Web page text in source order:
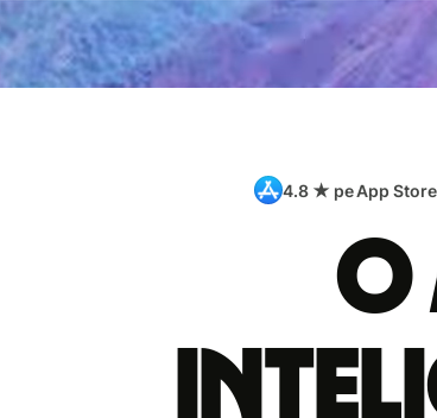
4.8 ★ pe App Store